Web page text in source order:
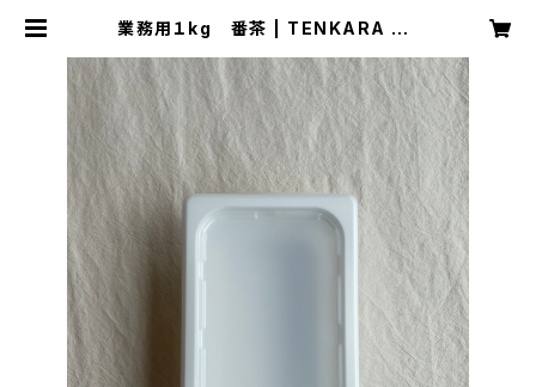
業務用１kg 番茶 | TENKARA GE